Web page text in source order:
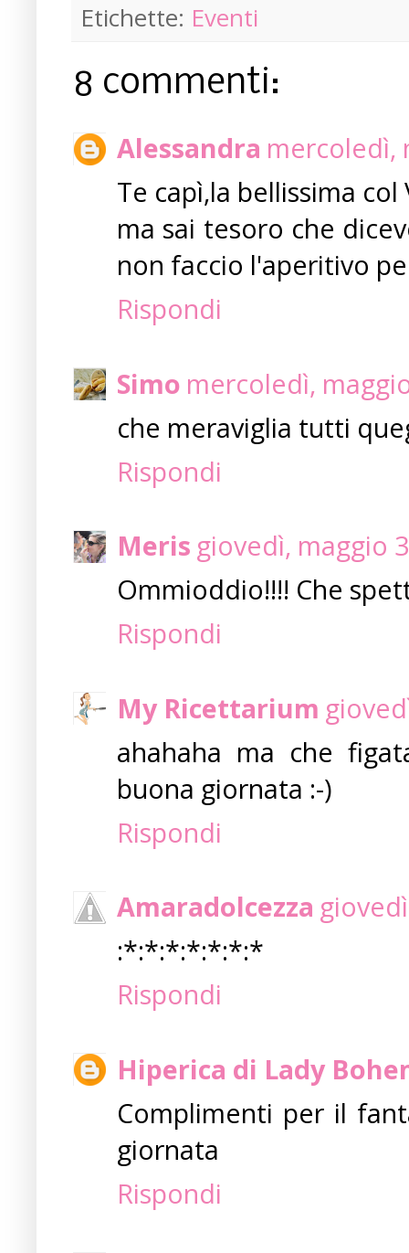
Etichette: Eventi
8 commenti:
Alessandra mercoledì,
Te capì,la bellissima col
ma sai tesoro che
non faccio l'aperitivo
Rispondi
Simo mercoledì,
che meraviglia tutti
Rispondi
Meris giovedì, maggio
Ommioddio!!!! Che
Rispondi
My Ricettarium
ahahaha ma che
buona giornata :-)
Rispondi
Amaradolcezza
:*:*:*:*:*:*:*
Rispondi
Hiperica di Lady
Complimenti per il
giornata
Rispondi